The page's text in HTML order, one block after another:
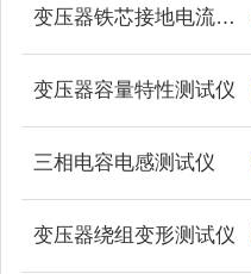
变压器铁芯接地电流测试仪
变压器容量特性测试仪
三相电容电感测试仪
变压器绕组变形测试仪